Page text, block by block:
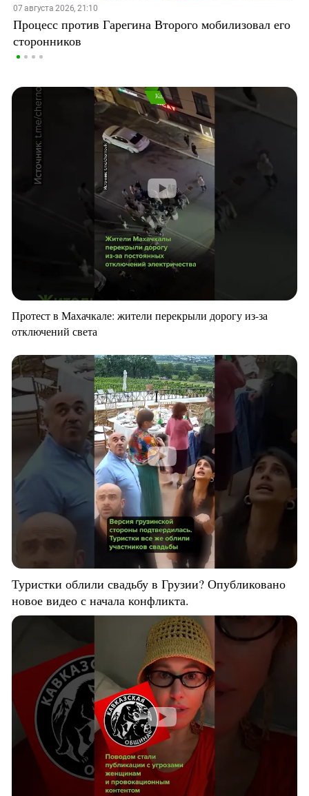
07 августа 2026, 21:10
Процесс против Гарегина Второго мобилизовал его
сторонников
Протест в Махачкале: жители перекрыли дорогу из-за
отключений света
Туристки облили свадьбу в Грузии? Опубликовано
новое видео с начала конфликта.